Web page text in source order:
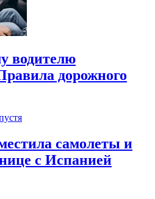
водителю
дорожного
самолеты и
с Испанией